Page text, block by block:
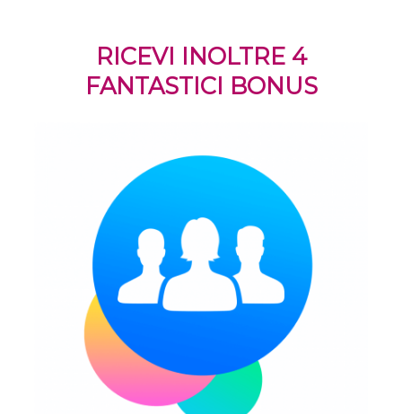
RICEVI INOLTRE 4
FANTASTICI BONUS